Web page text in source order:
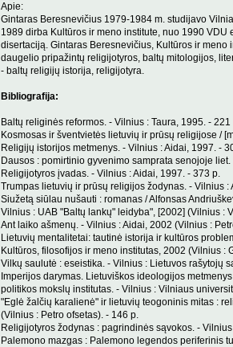
Apie:
Gintaras Beresnevičius 1979-1984 m. studijavo
1989 dirba Kultūros ir meno institute, nuo 1990
disertaciją. Gintaras Beresnevičius, Kultūros ir meno
daugelio pripažintų religijotyros, baltų mitologijos,
- baltų religijų istorija, religijotyra.
Bibliografija:
Baltų religinės reformos. - Vilnius : Taura, 1995. - 221
Kosmosas ir šventvietės lietuvių ir prūsų religijose /
Religijų istorijos metmenys. - Vilnius : Aidai, 1997. -
Dausos : pomirtinio gyvenimo samprata senojoje
Religijotyros įvadas. - Vilnius : Aidai, 1997. - 373 p.
Trumpas lietuvių ir prūsų religijos žodynas. - Vilnius
Siužetą siūlau nušauti : romanas / Alfonsas
Vilnius : UAB "Baltų lankų" leidyba", [2002] (Vilnius :
Ant laiko ašmenų. - Vilnius : Aidai, 2002 (Vilnius :
Lietuvių mentalitetai: tautinė istorija ir kultūros
Kultūros, filosofijos ir meno institutas, 2002 (Vilnius :
Vilkų saulutė : eseistika. - Vilnius : Lietuvos rašytojų
Imperijos darymas. Lietuviškos ideologijos
politikos mokslų institutas. - Vilnius : Vilniaus
"Eglė žalčių karalienė" ir lietuvių teogoninis mitas :
(Vilnius : Petro ofsetas). - 146 p.
Religijotyros žodynas : pagrindinės sąvokos. -
Palemono mazgas : Palemono legendos periferinis